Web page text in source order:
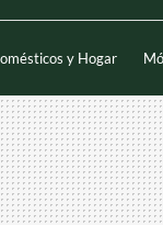
y Hogar